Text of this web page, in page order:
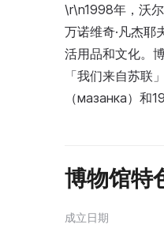
\r\n1998年，沃
万诺维奇·凡杰
活用品和文化。
「我们来自苏联
（мазанка）和
博物馆特
成立日期